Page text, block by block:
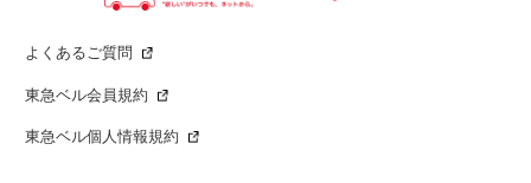
よくあるご質問
東急ベル会員規約
東急ベル個人情報規約